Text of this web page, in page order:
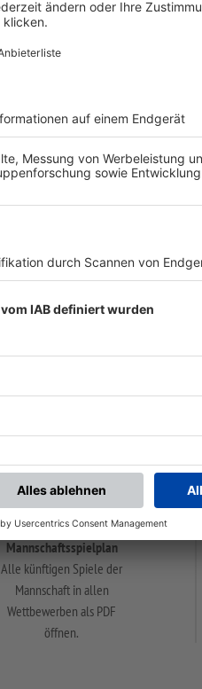
Alle künftigen Spiele der
bequem in den eigenen
übertragen.
Mannschaftsspielplan
Alle künftigen Spiele der
Mannschaft in allen
Wettbewerben als PDF
öffnen.